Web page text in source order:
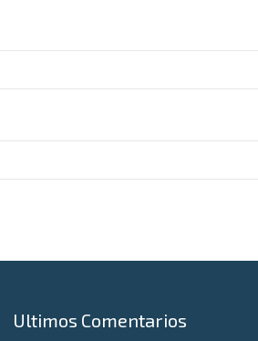
Ultimos Comentarios